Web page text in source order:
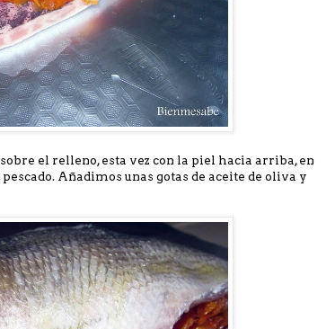
el relleno, esta vez con la piel hacia arriba, en
Añadimos unas gotas de aceite de oliva y